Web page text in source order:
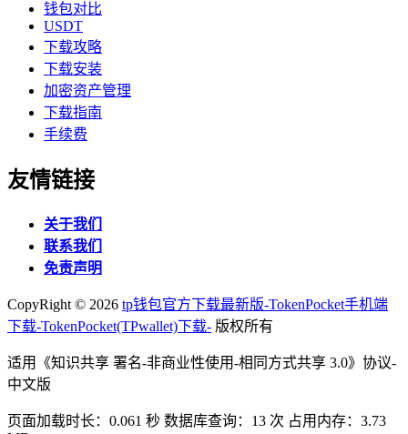
钱包对比
USDT
下载攻略
下载安装
加密资产管理
下载指南
手续费
友情链接
关于我们
联系我们
免责声明
CopyRight © 2026 tp钱包官方下载最新版-TokenPocket手机端
下载-TokenPocket(TPwallet)下载- 版权所有
适用《知识共享 署名-非商业性使用-相同方式共享 3.0》协议-
中文版
页面加载时长：0.061 秒 数据库查询：13 次 占用内存：3.73